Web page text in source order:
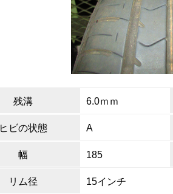
残溝 6.0ｍｍ
ヒビの状態 A
幅 185
リム径 15インチ